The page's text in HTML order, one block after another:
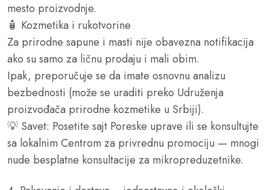
mesto proizvodnje.
🧴 Kozmetika i rukotvorine
Za prirodne sapune i masti nije obavezna notifikacija
ako su samo za ličnu prodaju i mali obim.
Ipak, preporučuje se da imate osnovnu analizu
bezbednosti (može se uraditi preko Udruženja
proizvođača prirodne kozmetike u Srbiji).
💡 Savet: Posetite sajt Poreske uprave ili se konsultujte
sa lokalnim Centrom za privrednu promociju — mnogi
nude besplatne konsultacije za mikropreduzetnike.